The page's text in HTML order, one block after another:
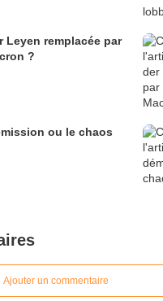
Leyen remplacée par
?
ou le chaos
Ajouter un commentaire